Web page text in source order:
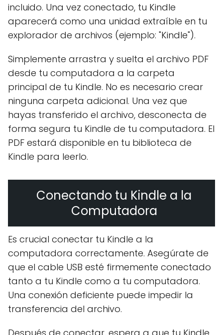
incluido. Una vez conectado, tu Kindle
aparecerá como una unidad extraíble en tu
explorador de archivos (ejemplo: "Kindle").
Simplemente arrastra y suelta el archivo PDF
desde tu computadora a la carpeta
principal de tu Kindle. No es necesario crear
ninguna carpeta adicional. Una vez que
hayas transferido el archivo, desconecta de
forma segura tu Kindle de tu computadora. El
PDF estará disponible en tu biblioteca de
Kindle para leerlo.
Conectando tu Kindle a la
Computadora
Es crucial conectar tu Kindle a la
computadora correctamente. Asegúrate de
que el cable USB esté firmemente conectado
tanto a tu Kindle como a tu computadora.
Una conexión deficiente puede impedir la
transferencia del archivo.